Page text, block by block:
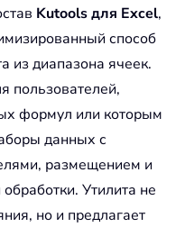
Kutools для Excel,
способ
из диапазона ячеек.
пользователей,
формул или которым
данных с
размещением и
Утилита не
но и предлагает